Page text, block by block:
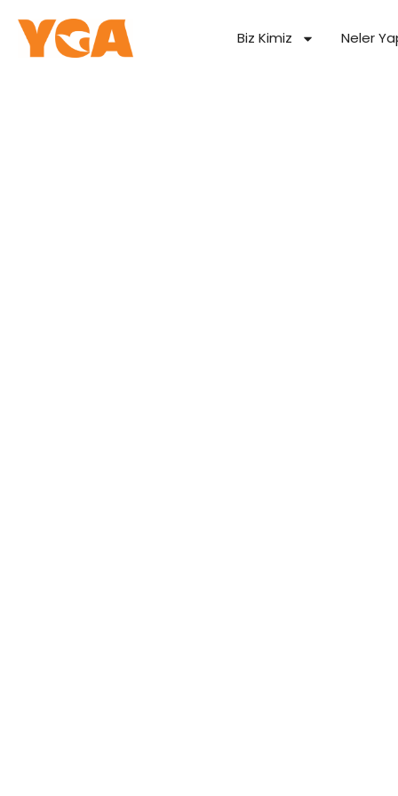
Biz Kimiz Neler